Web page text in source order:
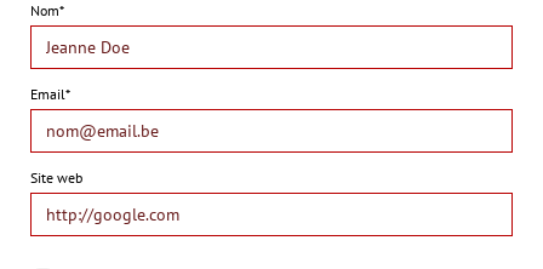
Nom*
Email*
Site web